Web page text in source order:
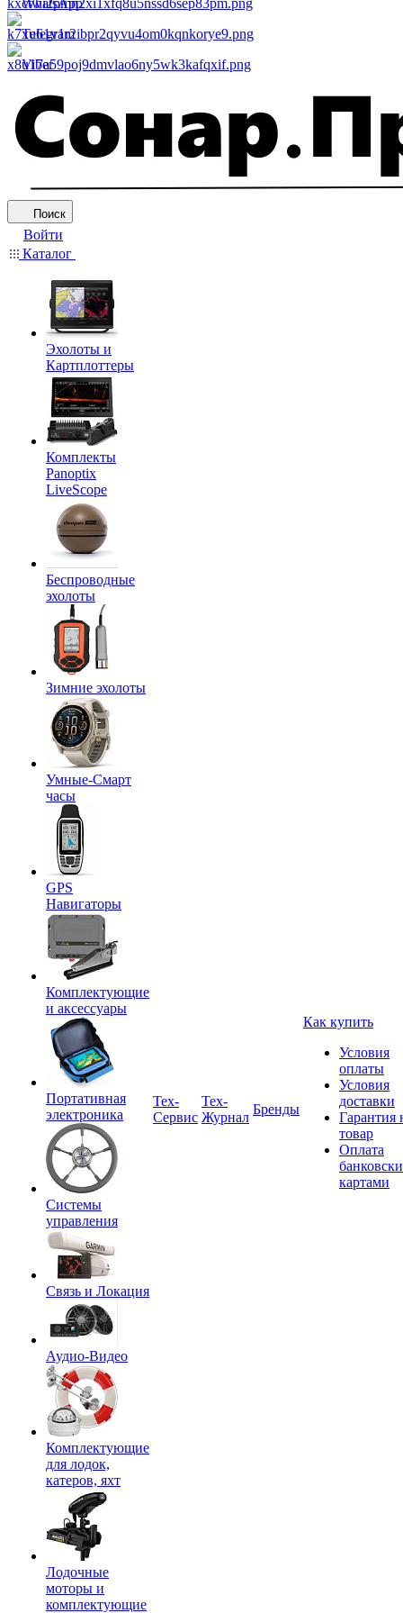
WhatsApp
Telegram
Viber
Поиск
Войти
Каталог
Эхолоты и
Картплоттеры
Комплекты
Panoptix
LiveScope
Беспроводные
эхолоты
Зимние эхолоты
Умные-Смарт
часы
GPS
Навигаторы
Комплектующие
и аксессуары
Портативная
электроника
Системы
управления
Связь и Локация
Аудио-Видео
Комплектующие
для лодок,
катеров, яхт
Лодочные
моторы и
комплектующие
Tex-
Сервис
Тех-
Журнал
Бренды
Как купить
Условия
оплаты
Условия
доставки
Гарантия
товар
Оплата
картами